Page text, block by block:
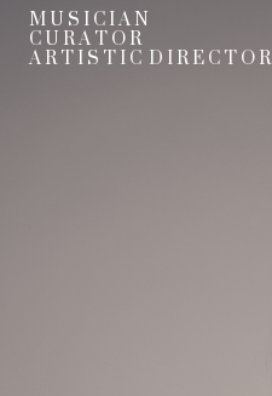
M U S I C I A N
C U R A T O R
A R T I S T I C D I R E C T O R